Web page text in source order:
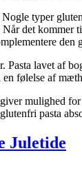
typer
det
den
lavet af
følelse af
mulighed
pasta
Juletide